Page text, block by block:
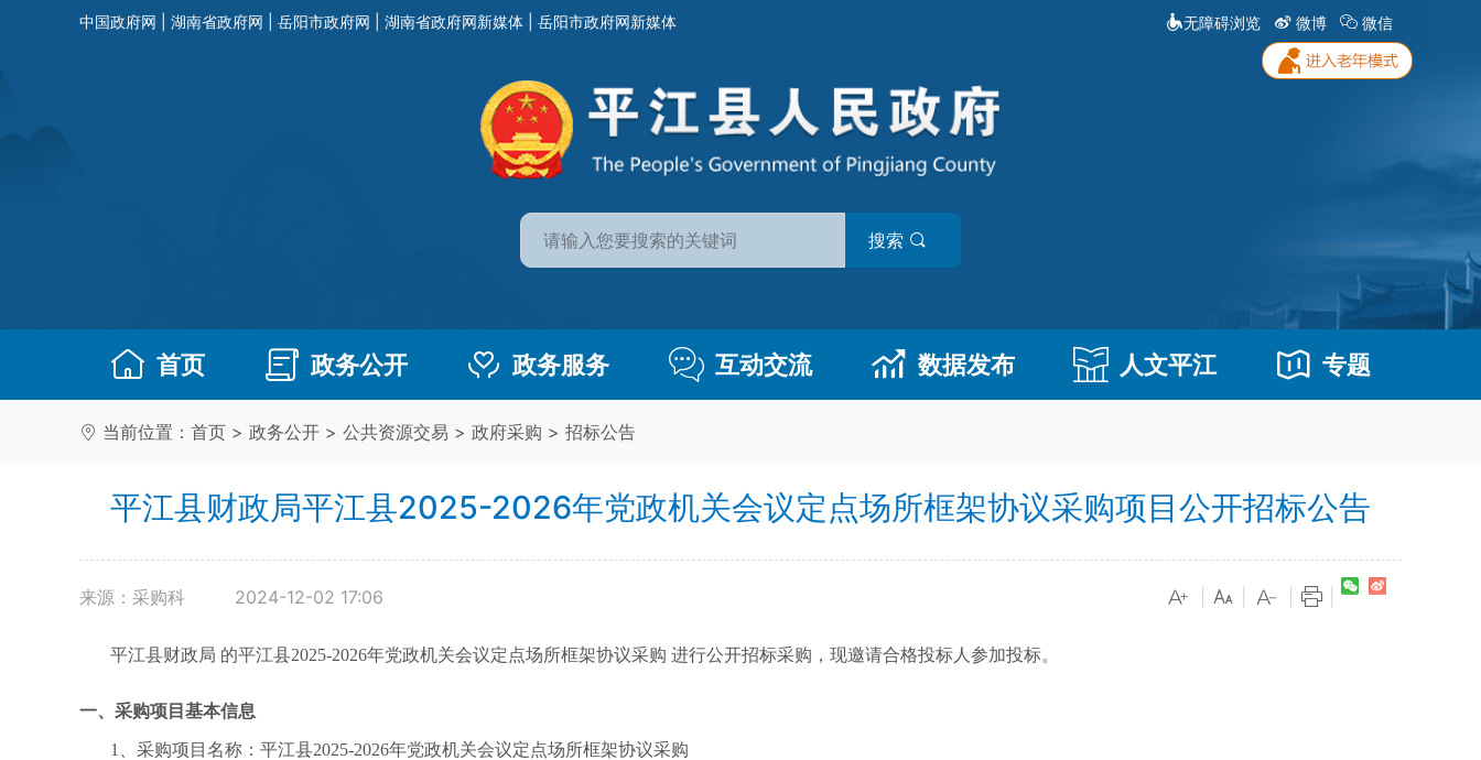
中国政府网 湖南省政府网 岳阳市政府网 湖南省政府网新媒体 岳阳市政府网新媒体 无障碍浏览 微博 微信
搜索
首页 政务公开 政务服务 互动交流 数据发布 人文平江 专题
当前位置： 首页 > 政务公开 > 公共资源交易 > 政府采购 > 招标公告
平江县财政局平江县2025-2026年党政机关会议定点场所框架协议采购项目公开招标公告
来源：采购科 2024-12-02 17:06
平江县财政局 的平江县2025-2026年党政机关会议定点场所框架协议采购 进行公开招标采购，现邀请合格投标人参加投标。
一、采购项目基本信息
1、采购项目名称：平江县2025-2026年党政机关会议定点场所框架协议采购